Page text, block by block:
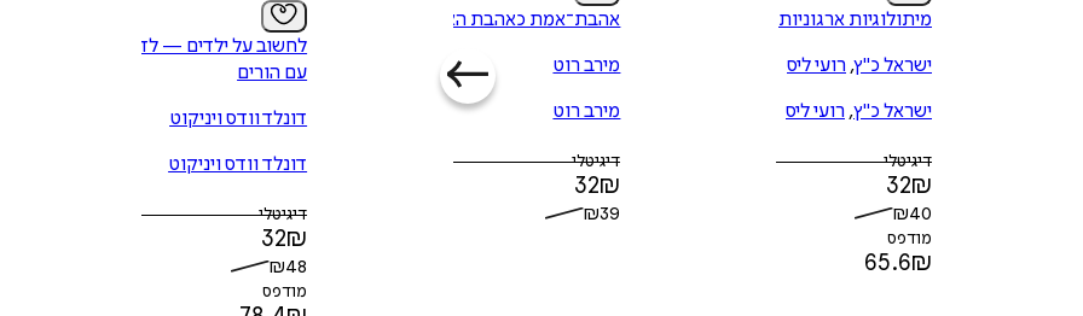
מיתולוגיות ארגוניות
ישראל כ"ץ, רועי ליס
ישראל כ"ץ, רועי ליס
דיגיטלי
32₪
₪40
מודפס
65.6₪
אהבת־אמת כאהבת האמת
מירב רוט
מירב רוט
דיגיטלי
32₪
₪39
לחשוב על ילדים — לדבר
עם הורים
דונלד וודס ויניקוט
דונלד וודס ויניקוט
דיגיטלי
32₪
₪48
מודפס